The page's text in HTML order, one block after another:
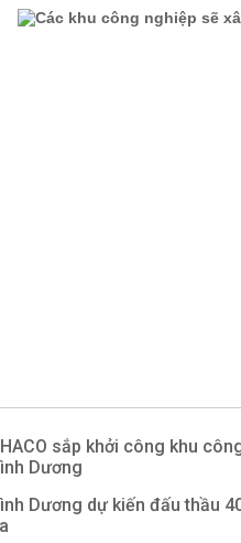
sắp khởi công khu
Dương
Dương dự kiến đấu thầu